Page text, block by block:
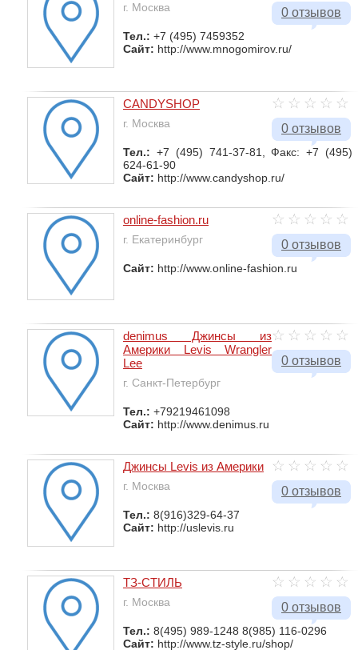
0 отзывов
г. Москва
Тел.: +7 (495) 7459352
Сайт: http://www.mnogomirov.ru/
0 отзывов
CANDYSHOP
г. Москва
Тел.: +7 (495) 741-37-81, Факс: +7 (495)
624-61-90
Сайт: http://www.candyshop.ru/
0 отзывов
online-fashion.ru
г. Екатеринбург
Сайт: http://www.online-fashion.ru
0 отзывов
denimus Джинсы из
Америки Levis Wrangler
Lee
г. Санкт-Петербург
Тел.: +79219461098
Сайт: http://www.denimus.ru
0 отзывов
Джинсы Levis из Америки
г. Москва
Тел.: 8(916)329-64-37
Сайт: http://uslevis.ru
0 отзывов
ТЗ-СТИЛЬ
г. Москва
Тел.: 8(495) 989-1248 8(985) 116-0296
Сайт: http://www.tz-style.ru/shop/